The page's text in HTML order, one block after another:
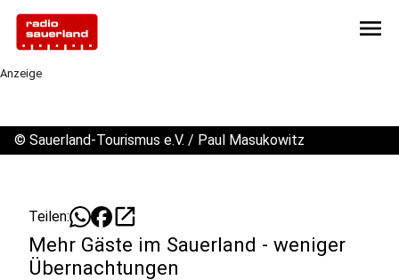
menu
Anzeige
© Sauerland-Tourismus e.V. / Paul Masukowitz
Teilen: open_in_new
Mehr Gäste im Sauerland - weniger
Übernachtungen